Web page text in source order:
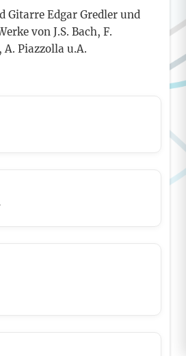
Gitarre Edgar Gredler und
von J.S. Bach, F.
A. Piazzolla u.A.